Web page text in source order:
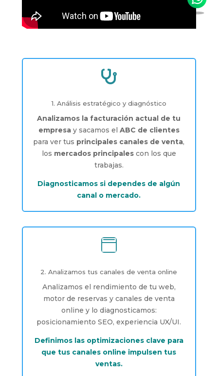

1. Análisis estratégico y diagnóstico
Analizamos la facturación actual de tu
empresay sacamos el ABC de clientes
para ver tus principales canales de venta,
los mercados principalescon los que
trabajas.
Diagnosticamos si dependes de algún
canal o mercado.

2. Analizamos tus canales de venta online
Analizamos el rendimiento de tu web,
motor de reservas y canales de venta
online y lo diagnosticamos:
posicionamiento SEO, experiencia UX/UI.
Definimos las optimizaciones clave para
que tus canales online impulsen tus
ventas.